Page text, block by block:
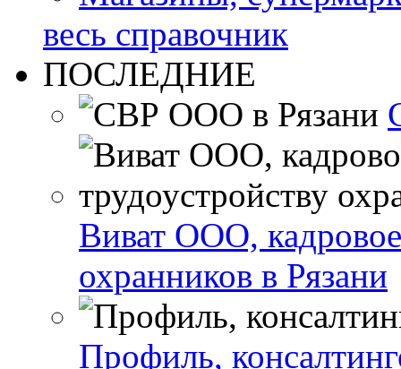
весь справочник
ПОСЛЕДНИЕ
Виват ООО, кадровое
охранников в Рязани
Профиль,